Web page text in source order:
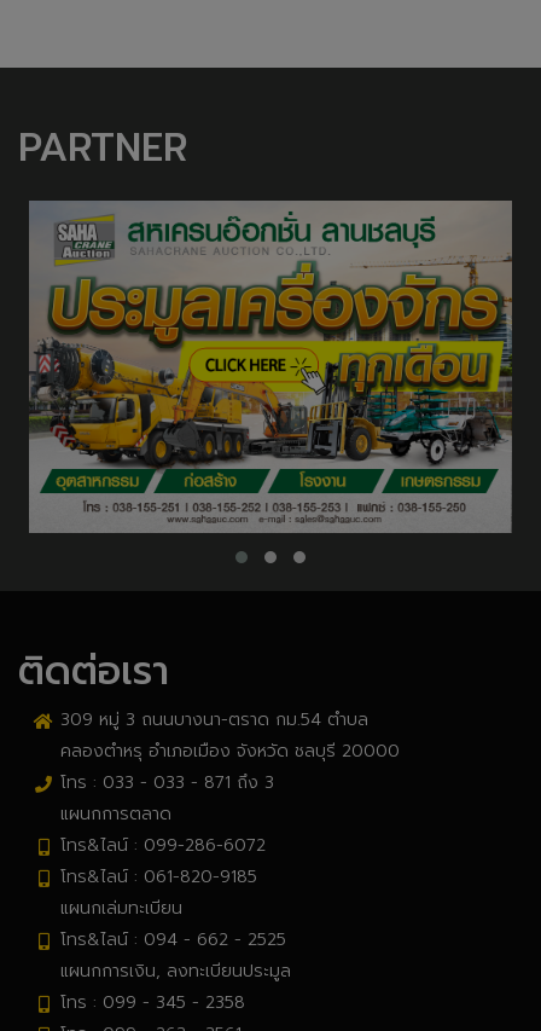
PARTNER
ติดต่อเรา
309 หมู่ 3 ถนนบางนา-ตราด กม.54 ตำบล
คลองตำหรุ อำเภอเมือง จังหวัด ชลบุรี 20000
โทร : 033 - 033 - 871 ถึง 3
แผนกการตลาด
โทร&ไลน์ : 099-286-6072
โทร&ไลน์ : 061-820-9185
แผนกเล่มทะเบียน
โทร&ไลน์ : 094 - 662 - 2525
แผนกการเงิน, ลงทะเบียนประมูล
โทร : 099 - 345 - 2358